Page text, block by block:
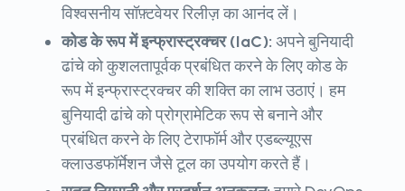
विश्वसनीय सॉफ़्टवेयर रिलीज़ का आनंद लें।
कोड के रूप में इन्फ्रास्ट्रक्चर (IaC): अपने बुनियादी
ढांचे को कुशलतापूर्वक प्रबंधित करने के लिए कोड के
रूप में इन्फ्रास्ट्रक्चर की शक्ति का लाभ उठाएं। हम
बुनियादी ढांचे को प्रोग्रामेटिक रूप से बनाने और
प्रबंधित करने के लिए टेराफॉर्म और एडब्ल्यूएस
क्लाउडफॉर्मेशन जैसे टूल का उपयोग करते हैं।